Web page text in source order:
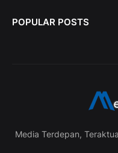
POPULAR POSTS
Media Terdepan,